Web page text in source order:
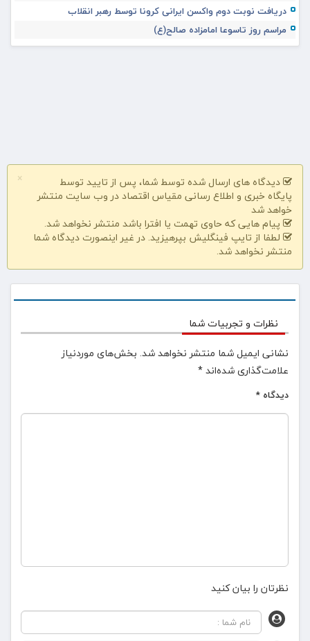
دریافت نوبت دوم واکسن ایرانی کرونا توسط رهبر انقلاب
مراسم روز تاسوعا امامزاده صالح(ع)
×
دیدگاه های ارسال شده توسط شما، پس از تایید توسط
پایگاه خبری و اطلاع رسانی مقیاس اقتصاد در وب سایت منتشر
خواهد شد
پیام هایی که حاوی تهمت یا افترا باشد منتشر نخواهد شد.
لطفا از تایپ فینگلیش بپرهیزید. در غیر اینصورت دیدگاه شما
منتشر نخواهد شد.
نظرات و تجربیات شما
نشانی ایمیل شما منتشر نخواهد شد. بخش‌های موردنیاز
علامت‌گذاری شده‌اند*
دیدگاه *
نظرتان را بیان کنید